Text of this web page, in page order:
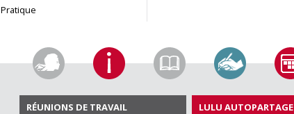
Pratique
RÉUNIONS DE TRAVAIL LULU AUTOPARTAGE